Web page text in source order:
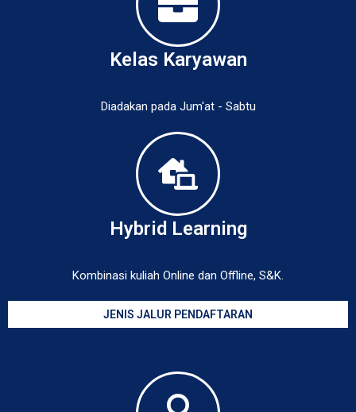
Kelas Karyawan
Diadakan pada Jum'at - Sabtu
Hybrid Learning
Kombinasi kuliah Online dan Offline, S&K.
JENIS JALUR PENDAFTARAN